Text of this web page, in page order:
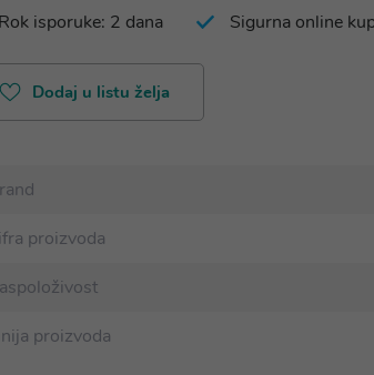
Rok isporuke: 2 dana Sigurna online
Dodaj u listu želja
proizvoda
proizvoda